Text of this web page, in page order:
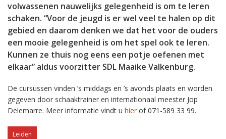
volwassenen nauwelijks gelegenheid is om te leren
schaken. “Voor de jeugd is er wel veel te halen op dit
gebied en daarom denken we dat het voor de ouders
een mooie gelegenheid is om het spel ook te leren.
Kunnen ze thuis nog eens een potje oefenen met
elkaar” aldus voorzitter SDL Maaike Valkenburg.
De cursussen vinden ’s middags en ’s avonds plaats en worden
gegeven door schaaktrainer en internationaal meester Jop
Delemarre. Meer informatie vindt u hier of 071-589 33 99.
Leiden